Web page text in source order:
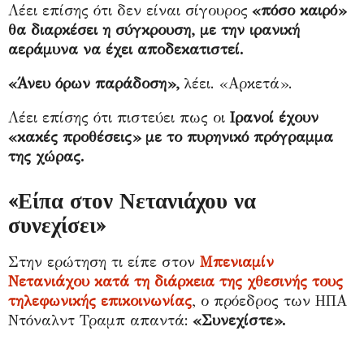
Λέει επίσης ότι δεν είναι σίγουρος «πόσο καιρό»
θα διαρκέσει η σύγκρουση, με την ιρανική
αεράμυνα να έχει αποδεκατιστεί.
«Άνευ όρων παράδοση», λέει. «Αρκετά».
Λέει επίσης ότι πιστεύει πως οι Ιρανοί έχουν
«κακές προθέσεις» με το πυρηνικό πρόγραμμα
της χώρας.
«Είπα στον Νετανιάχου να
συνεχίσει»
Στην ερώτηση τι είπε στον Μπενιαμίν
Νετανιάχου κατά τη διάρκεια της χθεσινής τους
τηλεφωνικής επικοινωνίας, ο πρόεδρος των ΗΠΑ
Ντόναλντ Τραμπ απαντά: «Συνεχίστε».